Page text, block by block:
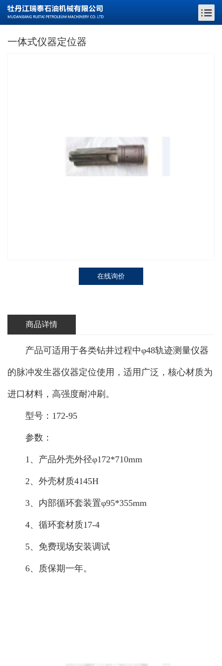
一体式仪器定位器
在线询价
商品详情
产品可适用于各类钻井过程中φ48轨迹测量仪器
的脉冲发生器仪器定位使用，适用广泛，核心材质为
进口材料，高强度耐冲刷。
型号：172-95
参数：
1、产品外壳外径φ172*710mm
2、外壳材质4145H
3、内部循环套装置φ95*355mm
4、循环套材质17-4
5、免费现场安装调试
6、质保期一年。